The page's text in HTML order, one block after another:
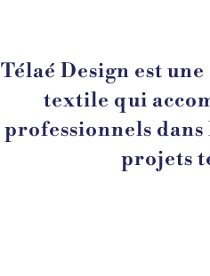
Télaé Design est
textile qui
professionnels
projets